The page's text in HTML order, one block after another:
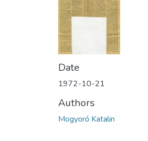
Date
1972-10-21
Authors
Mogyoró Katalin